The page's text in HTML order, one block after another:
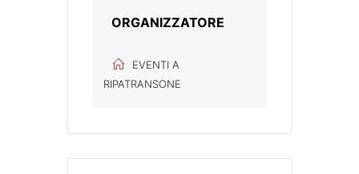
ORGANIZZATORE
EVENTI A
RIPATRANSONE